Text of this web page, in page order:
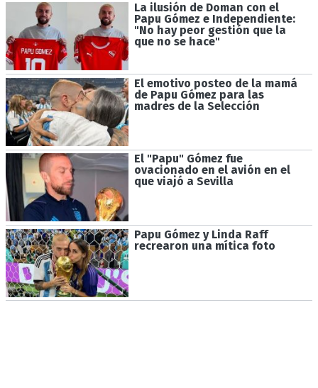
La ilusión de Doman con el
Papu Gómez e Independiente:
"No hay peor gestión que la
que no se hace"
El emotivo posteo de la mamá
de Papu Gómez para las
madres de la Selección
El "Papu" Gómez fue
ovacionado en el avión en el
que viajó a Sevilla
Papu Gómez y Linda Raff
recrearon una mítica foto